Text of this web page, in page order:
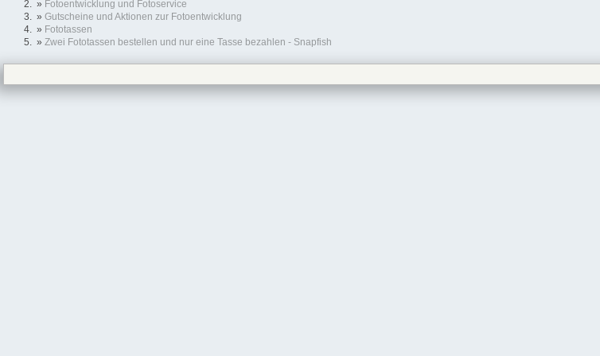
» Fotoentwicklung und Fotoservice
» Gutscheine und Aktionen zur Fotoentwicklung
» Fototassen
» Zwei Fototassen bestellen und nur eine Tasse bezahlen - Snapfish